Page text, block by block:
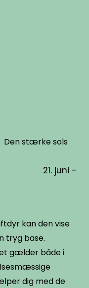
sols
-
kan den vise
tryg base.
gælder både i
dig med de